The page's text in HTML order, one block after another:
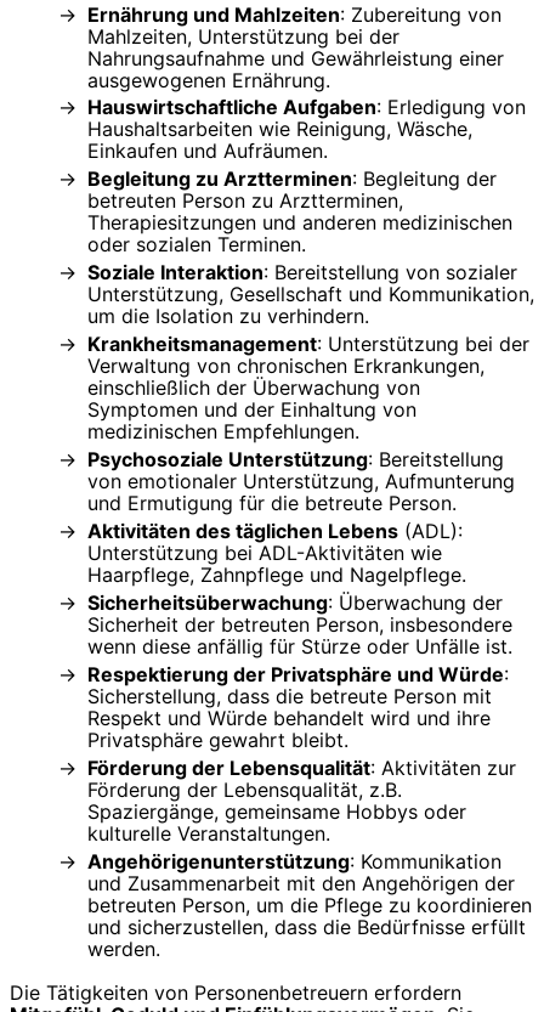
Ernährung und Mahlzeiten: Zubereitung von
Mahlzeiten, Unterstützung bei der
Nahrungsaufnahme und Gewährleistung einer
ausgewogenen Ernährung.
Hauswirtschaftliche Aufgaben: Erledigung von
Haushaltsarbeiten wie Reinigung, Wäsche,
Einkaufen und Aufräumen.
Begleitung zu Arztterminen: Begleitung der
betreuten Person zu Arztterminen,
Therapiesitzungen und anderen medizinischen
oder sozialen Terminen.
Soziale Interaktion: Bereitstellung von sozialer
Unterstützung, Gesellschaft und Kommunikation,
um die Isolation zu verhindern.
Krankheitsmanagement: Unterstützung bei der
Verwaltung von chronischen Erkrankungen,
einschließlich der Überwachung von
Symptomen und der Einhaltung von
medizinischen Empfehlungen.
Psychosoziale Unterstützung: Bereitstellung
von emotionaler Unterstützung, Aufmunterung
und Ermutigung für die betreute Person.
Aktivitäten des täglichen Lebens (ADL):
Unterstützung bei ADL-Aktivitäten wie
Haarpflege, Zahnpflege und Nagelpflege.
Sicherheitsüberwachung: Überwachung der
Sicherheit der betreuten Person, insbesondere
wenn diese anfällig für Stürze oder Unfälle ist.
Respektierung der Privatsphäre und Würde:
Sicherstellung, dass die betreute Person mit
Respekt und Würde behandelt wird und ihre
Privatsphäre gewahrt bleibt.
Förderung der Lebensqualität: Aktivitäten zur
Förderung der Lebensqualität, z.B.
Spaziergänge, gemeinsame Hobbys oder
kulturelle Veranstaltungen.
Angehörigenunterstützung: Kommunikation
und Zusammenarbeit mit den Angehörigen der
betreuten Person, um die Pflege zu koordinieren
und sicherzustellen, dass die Bedürfnisse erfüllt
werden.
Die Tätigkeiten von Personenbetreuern erfordern